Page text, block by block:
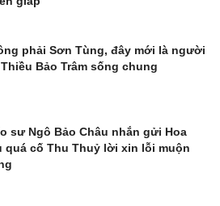
phải Sơn Tùng, đây mới là người
Thiều Bảo Trâm sống chung
sư Ngô Bảo Châu nhắn gửi Hoa
quá cố Thu Thuỷ lời xin lỗi muộn